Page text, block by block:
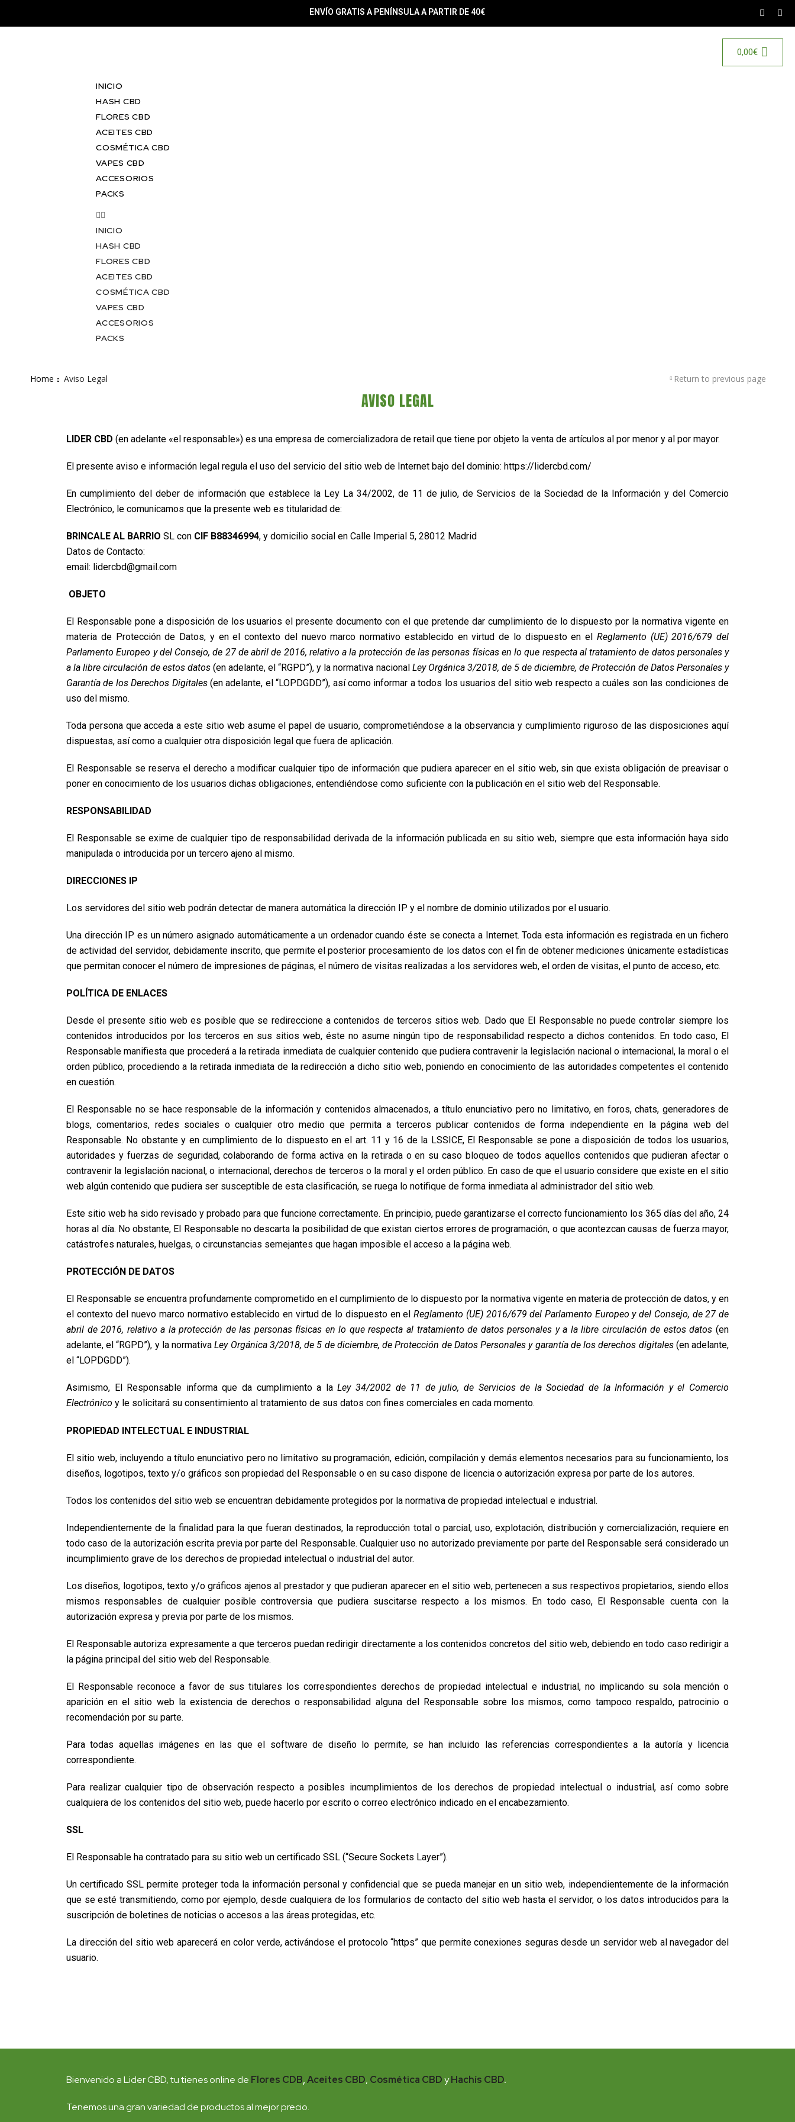
ENVÍO GRATIS A PENÍNSULA A PARTIR DE 40€
0,00€
INICIO
HASH CBD
FLORES CBD
ACEITES CBD
COSMÉTICA CBD
VAPES CBD
ACCESORIOS
PACKS
INICIO
HASH CBD
FLORES CBD
ACEITES CBD
COSMÉTICA CBD
VAPES CBD
ACCESORIOS
PACKS
Return to previous page
Home Aviso Legal
AVISO LEGAL
LIDER CBD (en adelante «el responsable») es una empresa de comercializadora de retail que tiene por objeto la venta de artículos al por menor y al por mayor.
El presente aviso e información legal regula el uso del servicio del sitio web de Internet bajo del dominio: https://lidercbd.com/
En cumplimiento del deber de información que establece la Ley La 34/2002, de 11 de julio, de Servicios de la Sociedad de la Información y del Comercio
Electrónico, le comunicamos que la presente web es titularidad de:
BRINCALE AL BARRIO SL con CIF B88346994, y domicilio social en Calle Imperial 5, 28012 Madrid
Datos de Contacto:
email: lidercbd@gmail.com
OBJETO
El Responsable pone a disposición de los usuarios el presente documento con el que pretende dar cumplimiento de lo dispuesto por la normativa vigente en
materia de Protección de Datos, y en el contexto del nuevo marco normativo establecido en virtud de lo dispuesto en el Reglamento (UE) 2016/679 del
Parlamento Europeo y del Consejo, de 27 de abril de 2016, relativo a la protección de las personas físicas en lo que respecta al tratamiento de datos personales y
a la libre circulación de estos datos (en adelante, el “RGPD”), y la normativa nacional Ley Orgánica 3/2018, de 5 de diciembre, de Protección de Datos Personales y
Garantía de los Derechos Digitales(en adelante, el “LOPDGDD”), así como informar a todos los usuarios del sitio web respecto a cuáles son las condiciones de
uso del mismo.
Toda persona que acceda a este sitio web asume el papel de usuario, comprometiéndose a la observancia y cumplimiento riguroso de las disposiciones aquí
dispuestas, así como a cualquier otra disposición legal que fuera de aplicación.
El Responsable se reserva el derecho a modificar cualquier tipo de información que pudiera aparecer en el sitio web, sin que exista obligación de preavisar o
poner en conocimiento de los usuarios dichas obligaciones, entendiéndose como suficiente con la publicación en el sitio web del Responsable.
RESPONSABILIDAD
El Responsable se exime de cualquier tipo de responsabilidad derivada de la información publicada en su sitio web, siempre que esta información haya sido
manipulada o introducida por un tercero ajeno al mismo.
DIRECCIONES IP
Los servidores del sitio web podrán detectar de manera automática la dirección IP y el nombre de dominio utilizados por el usuario.
Una dirección IP es un número asignado automáticamente a un ordenador cuando éste se conecta a Internet. Toda esta información es registrada en un fichero
de actividad del servidor, debidamente inscrito, que permite el posterior procesamiento de los datos con el fin de obtener mediciones únicamente estadísticas
que permitan conocer el número de impresiones de páginas, el número de visitas realizadas a los servidores web, el orden de visitas, el punto de acceso, etc.
POLÍTICA DE ENLACES
Desde el presente sitio web es posible que se redireccione a contenidos de terceros sitios web. Dado que El Responsable no puede controlar siempre los
contenidos introducidos por los terceros en sus sitios web, éste no asume ningún tipo de responsabilidad respecto a dichos contenidos. En todo caso, El
Responsable manifiesta que procederá a la retirada inmediata de cualquier contenido que pudiera contravenir la legislación nacional o internacional, la moral o el
orden público, procediendo a la retirada inmediata de la redirección a dicho sitio web, poniendo en conocimiento de las autoridades competentes el contenido
en cuestión.
El Responsable no se hace responsable de la información y contenidos almacenados, a título enunciativo pero no limitativo, en foros, chats, generadores de
blogs, comentarios, redes sociales o cualquier otro medio que permita a terceros publicar contenidos de forma independiente en la página web del
Responsable. No obstante y en cumplimiento de lo dispuesto en el art. 11 y 16 de la LSSICE, El Responsable se pone a disposición de todos los usuarios,
autoridades y fuerzas de seguridad, colaborando de forma activa en la retirada o en su caso bloqueo de todos aquellos contenidos que pudieran afectar o
contravenir la legislación nacional, o internacional, derechos de terceros o la moral y el orden público. En caso de que el usuario considere que existe en el sitio
web algún contenido que pudiera ser susceptible de esta clasificación, se ruega lo notifique de forma inmediata al administrador del sitio web.
Este sitio web ha sido revisado y probado para que funcione correctamente. En principio, puede garantizarse el correcto funcionamiento los 365 días del año, 24
horas al día. No obstante, El Responsable no descarta la posibilidad de que existan ciertos errores de programación, o que acontezcan causas de fuerza mayor,
catástrofes naturales, huelgas, o circunstancias semejantes que hagan imposible el acceso a la página web.
PROTECCIÓN DE DATOS
El Responsable se encuentra profundamente comprometido en el cumplimiento de lo dispuesto por la normativa vigente en materia de protección de datos, y en
el contexto del nuevo marco normativo establecido en virtud de lo dispuesto en elReglamento (UE) 2016/679 del Parlamento Europeo y del Consejo, de 27 de
abril de 2016, relativo a la protección de las personas físicas en lo que respecta al tratamiento de datos personales y a la libre circulación de estos datos (en
adelante, el “RGPD”), y la normativaLey Orgánica 3/2018, de 5 de diciembre, de Protección de Datos Personales y garantía de los derechos digitales(en adelante,
el “LOPDGDD”).
Asimismo, El Responsable informa que da cumplimiento a laLey 34/2002 de 11 de julio, de Servicios de la Sociedad de la Información y el Comercio
Electrónico y le solicitará su consentimiento al tratamiento de sus datos con fines comerciales en cada momento.
PROPIEDAD INTELECTUAL E INDUSTRIAL
El sitio web, incluyendo a título enunciativo pero no limitativo su programación, edición, compilación y demás elementos necesarios para su funcionamiento, los
diseños, logotipos, texto y/o gráficos son propiedad del Responsable o en su caso dispone de licencia o autorización expresa por parte de los autores.
Todos los contenidos del sitio web se encuentran debidamente protegidos por la normativa de propiedad intelectual e industrial.
Independientemente de la finalidad para la que fueran destinados, la reproducción total o parcial, uso, explotación, distribución y comercialización, requiere en
todo caso de la autorización escrita previa por parte del Responsable. Cualquier uso no autorizado previamente por parte del Responsable será considerado un
incumplimiento grave de los derechos de propiedad intelectual o industrial del autor.
Los diseños, logotipos, texto y/o gráficos ajenos al prestador y que pudieran aparecer en el sitio web, pertenecen a sus respectivos propietarios, siendo ellos
mismos responsables de cualquier posible controversia que pudiera suscitarse respecto a los mismos. En todo caso, El Responsable cuenta con la
autorización expresa y previa por parte de los mismos.
El Responsable autoriza expresamente a que terceros puedan redirigir directamente a los contenidos concretos del sitio web, debiendo en todo caso redirigir a
la página principal del sitio web del Responsable.
El Responsable reconoce a favor de sus titulares los correspondientes derechos de propiedad intelectual e industrial, no implicando su sola mención o
aparición en el sitio web la existencia de derechos o responsabilidad alguna del Responsable sobre los mismos, como tampoco respaldo, patrocinio o
recomendación por su parte.
Para todas aquellas imágenes en las que el software de diseño lo permite, se han incluido las referencias correspondientes a la autoría y licencia
correspondiente.
Para realizar cualquier tipo de observación respecto a posibles incumplimientos de los derechos de propiedad intelectual o industrial, así como sobre
cualquiera de los contenidos del sitio web, puede hacerlo por escrito o correo electrónico indicado en el encabezamiento.
SSL
El Responsable ha contratado para su sitio web un certificado SSL (“Secure Sockets Layer”).
Un certificado SSL permite proteger toda la información personal y confidencial que se pueda manejar en un sitio web, independientemente de la información
que se esté transmitiendo, como por ejemplo, desde cualquiera de los formularios de contacto del sitio web hasta el servidor, o los datos introducidos para la
suscripción de boletines de noticias o accesos a las áreas protegidas, etc.
La dirección del sitio web aparecerá en color verde, activándose el protocolo “https” que permite conexiones seguras desde un servidor web al navegador del
usuario.
Bienvenido a Lider CBD, tu tienes online de Flores CDB,Aceites CBD, Cosmética CBDyHachís CBD.
Tenemos una gran variedad de productos al mejor precio.